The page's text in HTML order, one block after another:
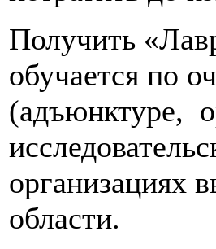
Получить
обучается по
(адъюнктуре,
организациях
области.